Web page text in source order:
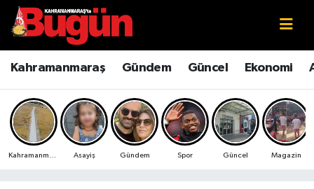
Kahramanmaraş Gündem Güncel Ekonomi
Asayiş Gündem Spor Güncel Magazin
Kahramanmaraş
Kahramanmaraş Sokak Röportajları
Bilim ve Teknoloji
Çevre
Kahramanmaraş Nöbetçi Eczaneler
Kahramanmaraş Hava Durumu
Kahramanmaraş Namaz Vakitleri
Kahramanmaraş Trafik Yoğunluk Haritası